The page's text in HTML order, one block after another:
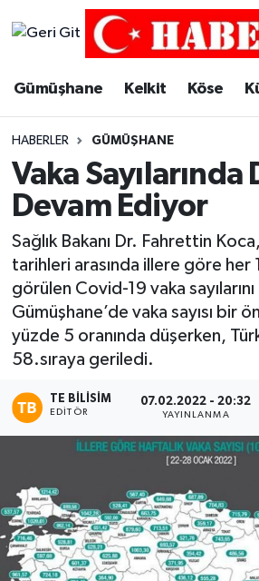
Gümüşhane Kelkit Köse
HABERLER GÜMÜŞHANE
Vaka Sayılarında
Devam Ediyor
Sağlık Bakanı Dr. Fahrettin
tarihleri arasında illere göre her
görülen Covid-19 vaka sayılarını
Gümüşhane’de vaka sayısı bir
yüzde 5 oranında düşerken,
58.sıraya geriledi.
TE BILISIM
EDITÖR
07.02.2022 - 20:32
YAYINLANMA
Merkez Trafik Yoğunluk
Süper Lig Puan Durumu ve
Tüm Manşetler